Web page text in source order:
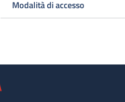
Modalità di accesso